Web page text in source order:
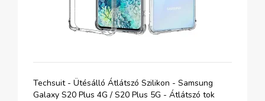
Techsuit - Ütésálló Átlátszó Szilikon - Samsung
Galaxy S20 Plus 4G / S20 Plus 5G - Átlátszó tok